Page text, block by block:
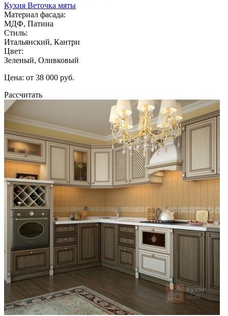
Кухня Веточка мяты
Материал фасада:
МДФ, Патина
Стиль:
Итальянский, Кантри
Цвет:
Зеленый, Оливковый
Цена: от 38 000 руб.
Рассчитать